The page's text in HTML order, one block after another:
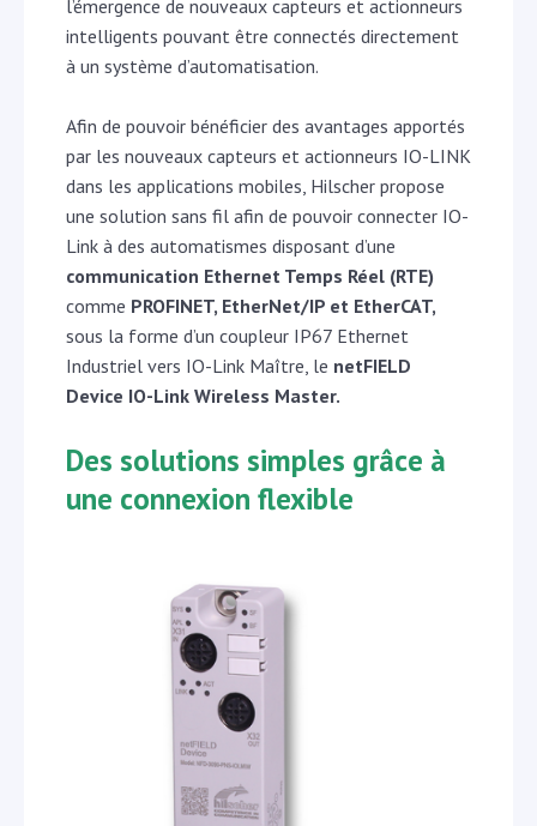
l’émergence de nouveaux capteurs et actionneurs
intelligents pouvant être connectés directement
à un système d’automatisation.
Afin de pouvoir bénéficier des avantages apportés
par les nouveaux capteurs et actionneurs IO-LINK
dans les applications mobiles, Hilscher propose
une solution sans fil afin de pouvoir connecter IO-
Link à des automatismes disposant d’une
communication Ethernet Temps Réel (RTE)
comme PROFINET, EtherNet/IP et EtherCAT,
sous la forme d’un coupleur IP67 Ethernet
Industriel vers IO-Link Maître, le netFIELD
Device IO-Link Wireless Master.
Des solutions simples grâce à
une connexion flexible